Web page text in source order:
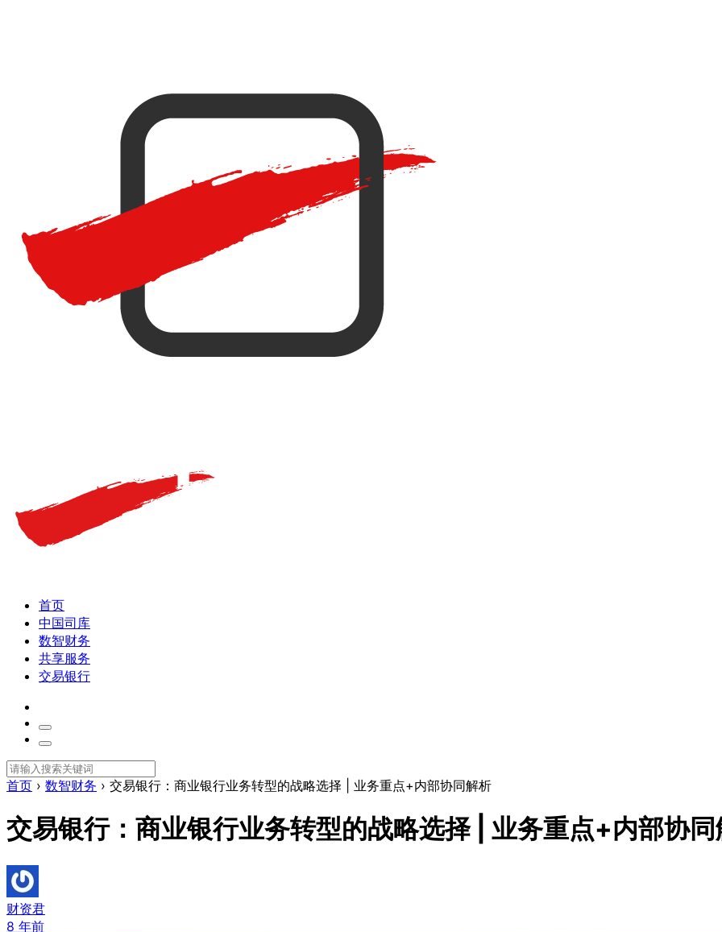
首页
中国司库
数智财务
共享服务
交易银行
首页 › 数智财务 › 交易银行：商业银行业务转型的战略选择 | 业务重点+内部协同解析
交易银行：商业银行业务转型的战略选择 | 业务重点+内部协
财资君
8 年前